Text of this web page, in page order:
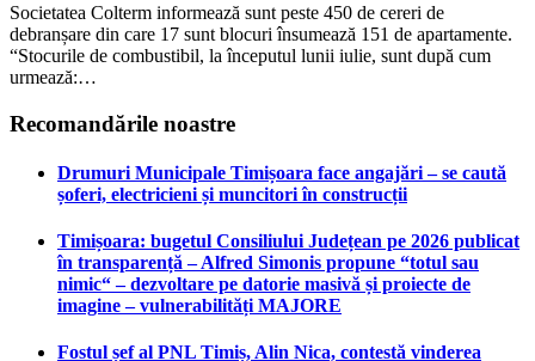
Societatea Colterm informează sunt peste 450 de cereri de
debranșare din care 17 sunt blocuri însumează 151 de apartamente.
“Stocurile de combustibil, la începutul lunii iulie, sunt după cum
urmează:…
Recomandările noastre
Drumuri Municipale Timișoara face angajări – se caută
șoferi, electricieni și muncitori în construcții
Timișoara: bugetul Consiliului Județean pe 2026 publicat
în transparență – Alfred Simonis propune “totul sau
nimic“ – dezvoltare pe datorie masivă și proiecte de
imagine – vulnerabilități MAJORE
Fostul șef al PNL Timiș, Alin Nica, contestă vinderea